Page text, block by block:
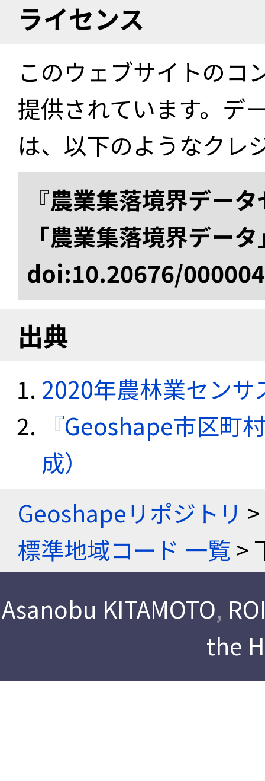
ライセンス
このウェブサイトのコ
提供されています。デ
は、以下のようなクレ
『農業集落境界デー
「農業集落境界デー
doi:10.20676/
出典
2020年農林業セン
『Geoshape市区町
成）
Geoshapeリポジトリ >
標準地域コード 一覧>
Asanobu KITAMOTO,
the